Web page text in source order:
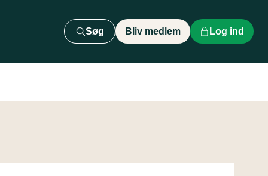
Søg Bliv medlem Log ind